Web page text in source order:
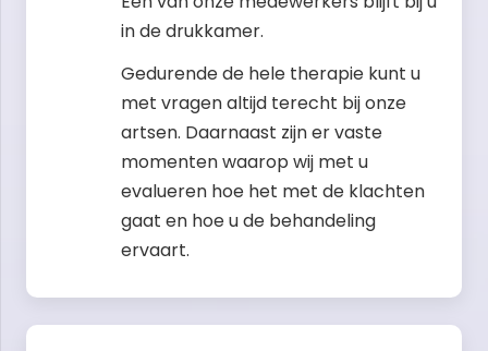
in de drukkamer.
Gedurende de hele therapie kunt u
met vragen altijd terecht bij onze
artsen. Daarnaast zijn er vaste
momenten waarop wij met u
evalueren hoe het met de klachten
gaat en hoe u de behandeling
ervaart.